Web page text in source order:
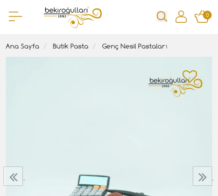
0
Ana Sayfa Butik Pasta Genç Nesil Pastaları
‹ ›